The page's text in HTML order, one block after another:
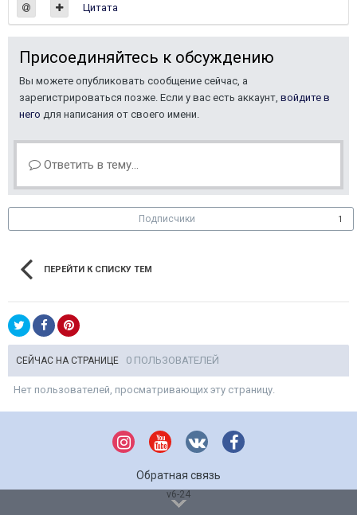
Цитата
Присоединяйтесь к обсуждению
Вы можете опубликовать сообщение сейчас, а
зарегистрироваться позже. Если у вас есть аккаунт, войдите в
него для написания от своего имени.
Ответить в тему...
Подписчики 1
ПЕРЕЙТИ К СПИСКУ ТЕМ
СЕЙЧАС НА СТРАНИЦЕ 0 ПОЛЬЗОВАТЕЛЕЙ
Нет пользователей, просматривающих эту страницу.
Обратная связь
v6-24